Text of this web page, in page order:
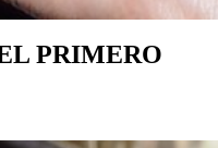
PRIMERO